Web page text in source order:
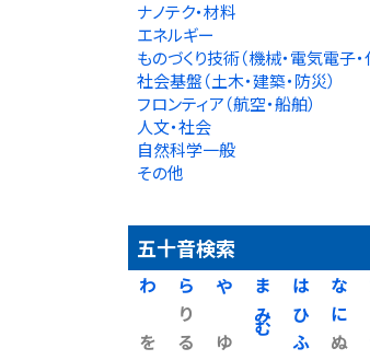
ナノテク・材料
エネルギー
ものづくり技術（機械・電気電子・
社会基盤（土木・建築・防災）
フロンティア（航空・船舶）
人文・社会
自然科学一般
その他
五十音検索
な
に
ぬ
は
ひ
ふ
ま
み
む
や
ゆ
ら
り
る
わ
を